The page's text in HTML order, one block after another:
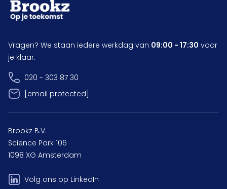
Vragen? We staan iedere werkdag van 09:00 - 17:30 voor
je klaar.
020 - 303 87 30
[email protected]
Brookz B.V.
Science Park 106
1098 XG Amsterdam
Volg ons op LinkedIn